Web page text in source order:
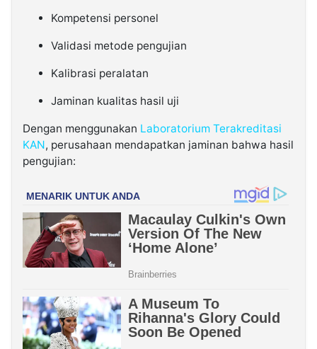
Kompetensi personel
Validasi metode pengujian
Kalibrasi peralatan
Jaminan kualitas hasil uji
Dengan menggunakan Laboratorium Terakreditasi
KAN, perusahaan mendapatkan jaminan bahwa hasil
pengujian: